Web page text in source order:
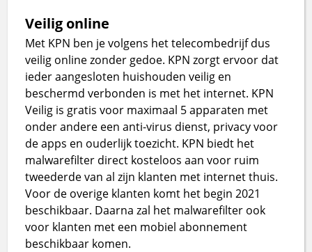
Veilig online
Met KPN ben je volgens het telecombedrijf dus
veilig online zonder gedoe. KPN zorgt ervoor dat
ieder aangesloten huishouden veilig en
beschermd verbonden is met het internet. KPN
Veilig is gratis voor maximaal 5 apparaten met
onder andere een anti-virus dienst, privacy voor
de apps en ouderlijk toezicht. KPN biedt het
malwarefilter direct kosteloos aan voor ruim
tweederde van al zijn klanten met internet thuis.
Voor de overige klanten komt het begin 2021
beschikbaar. Daarna zal het malwarefilter ook
voor klanten met een mobiel abonnement
beschikbaar komen.